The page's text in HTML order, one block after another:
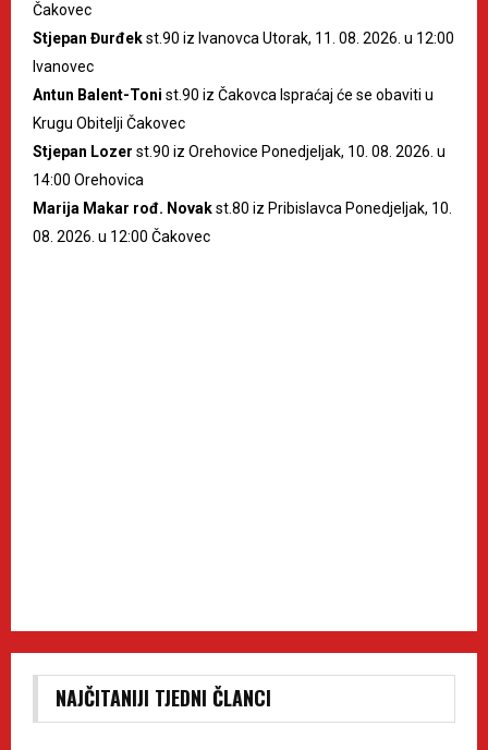
Čakovec
Stjepan Đurđekst.90 iz Ivanovca Utorak, 11. 08. 2026. u 12:00
Ivanovec
Antun Balent-Toni st.90 iz Čakovca Ispraćaj će se obaviti u
Krugu Obitelji Čakovec
Stjepan Lozer st.90 iz Orehovice Ponedjeljak, 10. 08. 2026. u
14:00 Orehovica
Marija Makar rođ. Novakst.80 iz Pribislavca Ponedjeljak, 10.
08. 2026. u 12:00 Čakovec
NAJČITANIJI TJEDNI ČLANCI